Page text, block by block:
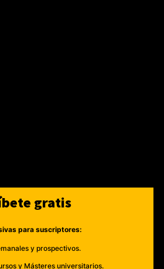
gratis
para suscriptores:
y prospectivos.
y Másteres universitarios.